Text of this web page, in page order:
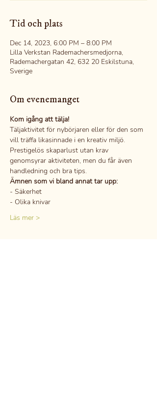
Tid och plats
Dec 14, 2023, 6:00 PM – 8:00 PM
Lilla Verkstan Rademachersmedjorna,
Rademachergatan 42, 632 20 Eskilstuna,
Sverige
Om evenemanget
Kom igång att tälja!
Täljaktivitet för nybörjaren eller för den som
vill träffa likasinnade i en kreativ miljö.
Prestigelös skaparlust utan krav
genomsyrar aktiviteten, men du får även
handledning och bra tips.
Ämnen som vi bland annat tar upp:
- Säkerhet
- Olika knivar
Läs mer >